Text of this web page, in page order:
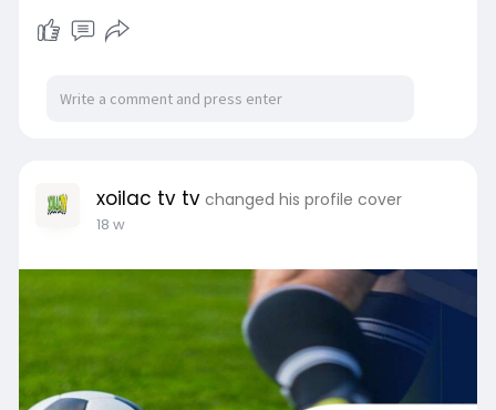
xoilac tv tv changed his profile cover
18 w